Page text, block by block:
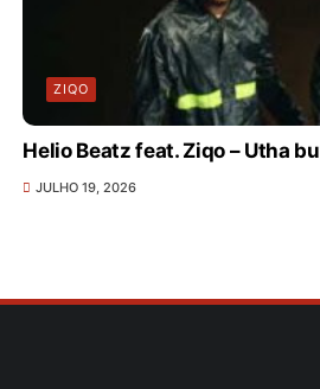
ZIQO
Helio Beatz feat. Ziqo – Utha
JULHO 19, 2026